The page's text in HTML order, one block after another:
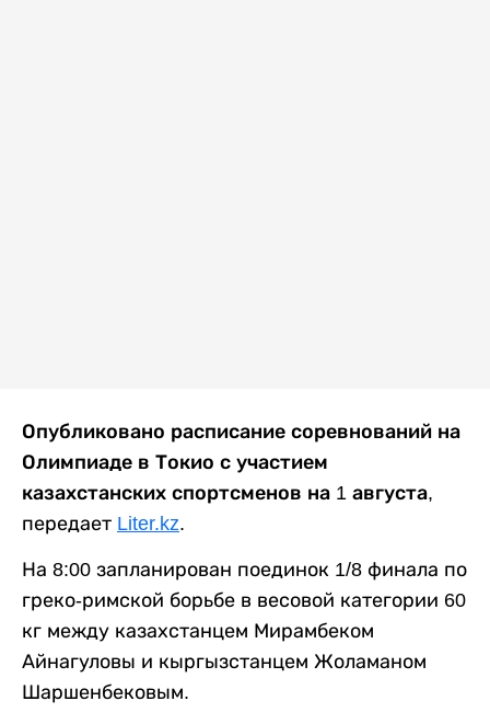
Опубликовано расписание соревнований на
Олимпиаде в Токио с участием
казахстанских спортсменов на 1 августа,
передает Liter.kz.
На 8:00 запланирован поединок 1/8 финала по
греко-римской борьбе в весовой категории 60
кг между казахстанцем Мирамбеком
Айнагуловы и кыргызстанцем Жоламаном
Шаршенбековым.